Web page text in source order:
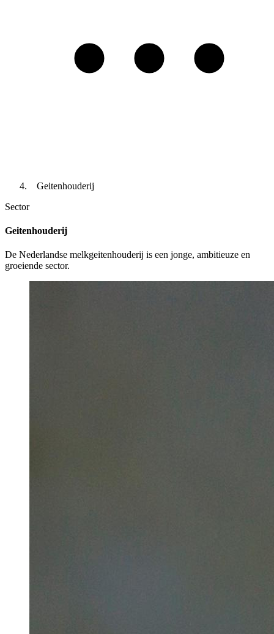
Geitenhouderij
Sector
Geitenhouderij
De Nederlandse melkgeitenhouderij is een jonge, ambitieuze en
groeiende sector.